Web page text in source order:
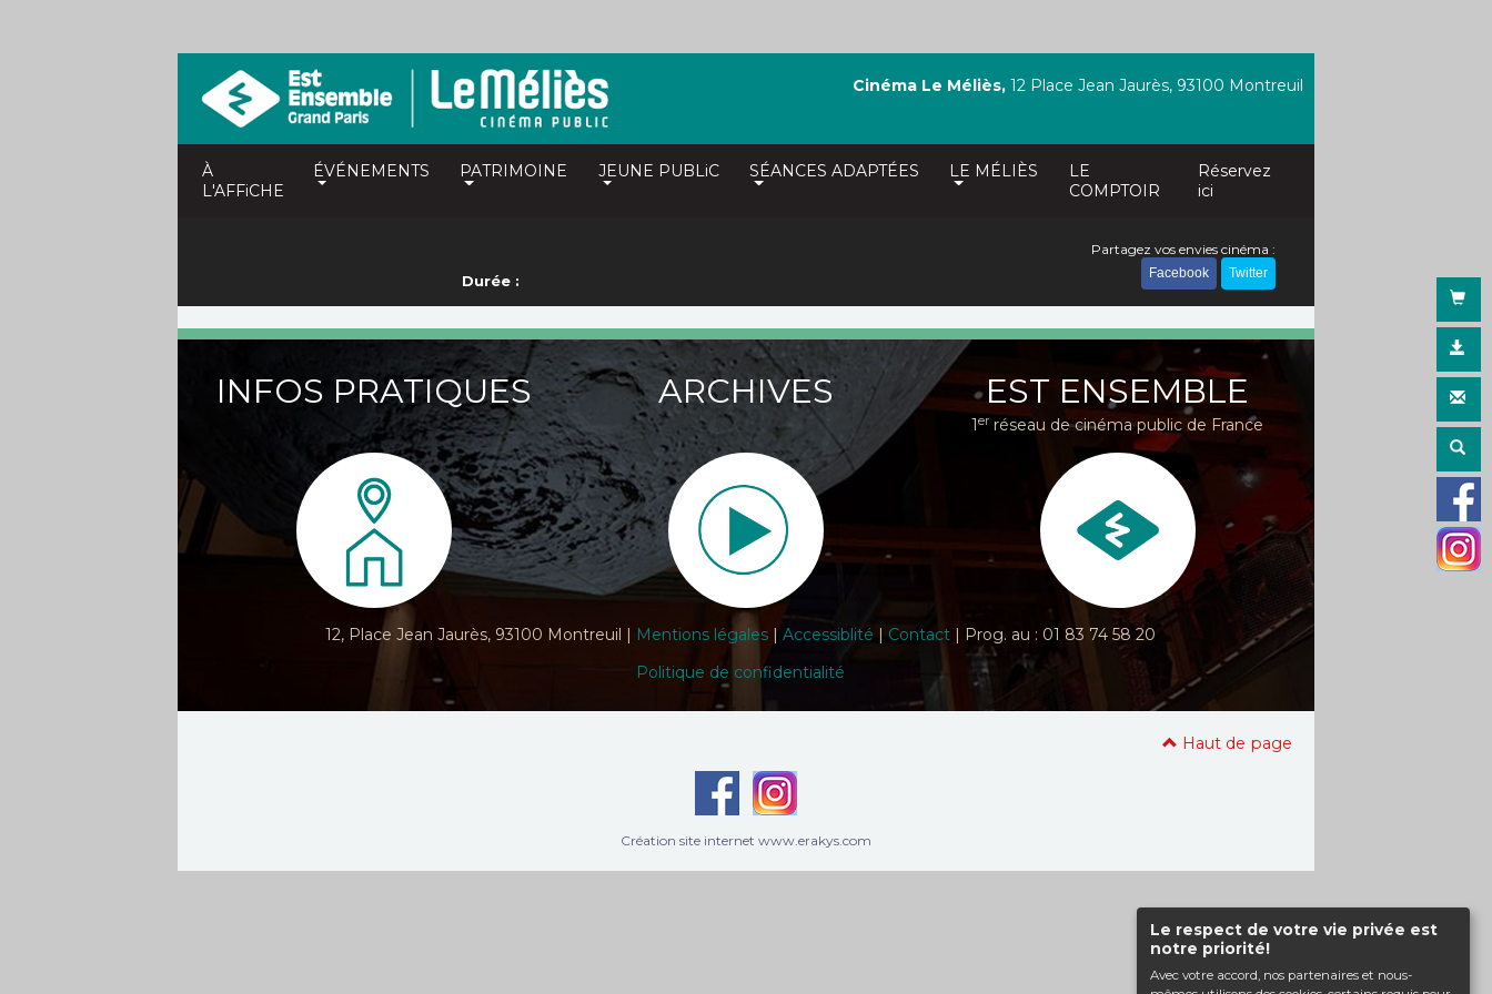
Le respect de votre vie privée est
notre priorité!
Avec votre accord, nos partenaires et nous-
À
L'AFFiCHE
ÉVÉNEMENTS PATRIMOINE JEUNE PUBLiC SÉANCES ADAPTÉES LE MÉLIÈS
LE
COMPTOIR
Réservez
ici
Cinéma Le Méliès, 12 Place Jean Jaurès, 93100 Montreuil
Durée :
Partagez vos envies cinéma :
Facebook Twitter
INFOS PRATIQUES ARCHIVES EST ENSEMBLE
1er réseau de cinéma public de France
12, Place Jean Jaurès, 93100 Montreuil | Mentions légales | Accessiblité | Contact | Prog. au : 01 83 74 58 20
Politique de confidentialité
Haut de page
Création site internet www.erakys.com